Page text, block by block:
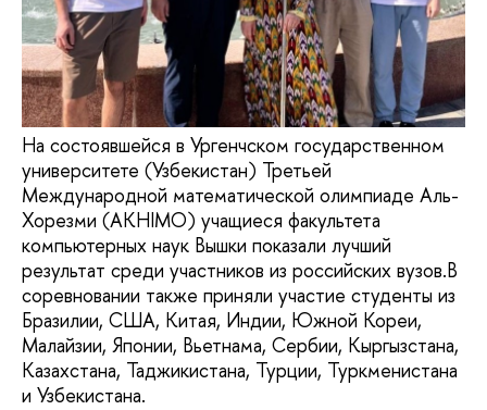
На состоявшейся в Ургенчском государственном
университете (Узбекистан) Третьей
Международной математической олимпиаде Аль-
Хорезми (AKHIMO) учащиеся факультета
компьютерных наук Вышки показали лучший
результат среди участников из российских вузов.В
соревновании также приняли участие студенты из
Бразилии, США, Китая, Индии, Южной Кореи,
Малайзии, Японии, Вьетнама, Сербии, Кыргызстана,
Казахстана, Таджикистана, Турции, Туркменистана
и Узбекистана.